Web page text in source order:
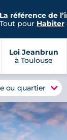
La référence de
Tout pour Habiter
Loi Jeanbrun
à Toulouse
ou quartier